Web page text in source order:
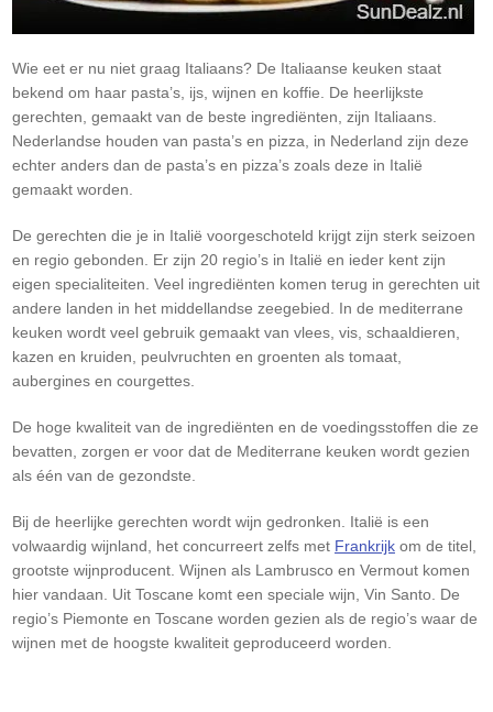
Wie eet er nu niet graag Italiaans? De Italiaanse keuken staat
bekend om haar pasta’s, ijs, wijnen en koffie. De heerlijkste
gerechten, gemaakt van de beste ingrediënten, zijn Italiaans.
Nederlandse houden van pasta’s en pizza, in Nederland zijn deze
echter anders dan de pasta’s en pizza’s zoals deze in Italië
gemaakt worden.
De gerechten die je in Italië voorgeschoteld krijgt zijn sterk seizoen
en regio gebonden. Er zijn 20 regio’s in Italië en ieder kent zijn
eigen specialiteiten. Veel ingrediënten komen terug in gerechten uit
andere landen in het middellandse zeegebied. In de mediterrane
keuken wordt veel gebruik gemaakt van vlees, vis, schaaldieren,
kazen en kruiden, peulvruchten en groenten als tomaat,
aubergines en courgettes.
De hoge kwaliteit van de ingrediënten en de voedingsstoffen die ze
bevatten, zorgen er voor dat de Mediterrane keuken wordt gezien
als één van de gezondste.
Bij de heerlijke gerechten wordt wijn gedronken. Italië is een
volwaardig wijnland, het concurreert zelfs met Frankrijk om de titel,
grootste wijnproducent. Wijnen als Lambrusco en Vermout komen
hier vandaan. Uit Toscane komt een speciale wijn, Vin Santo. De
regio’s Piemonte en Toscane worden gezien als de regio’s waar de
wijnen met de hoogste kwaliteit geproduceerd worden.